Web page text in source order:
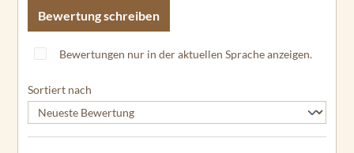
Bewertung schreiben
Bewertungen nur in der aktuellen Sprache anzeigen.
Sortiert nach